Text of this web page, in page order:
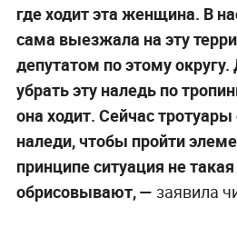
где ходит эта женщина. В
сама выезжала на эту
депутатом по этому
убрать эту наледь по
она ходит. Сейчас
наледи, чтобы пройти
принципе ситуация не
обрисовывают, — заявила